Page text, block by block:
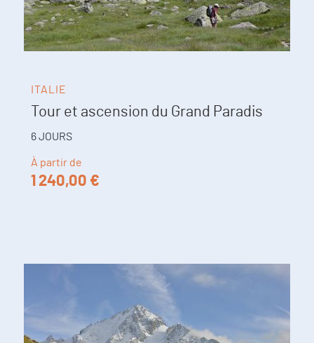
ITALIE
Tour et ascension du Grand Paradis
6 JOURS
À partir de
1 240,00 €